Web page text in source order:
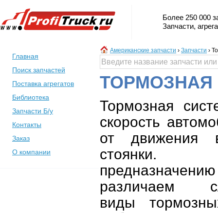
Более 250 000
Запчасти,
Главная
Поиск запчастей
Поставка агрегатов
Библиотека
Запчасти Б/у
Контакты
Заказ
О компании
Американские запчасти › Запчасти ›
ТОРМОЗНАЯ
Тормозная
скорость
от движения
предназначению
различаем
виды